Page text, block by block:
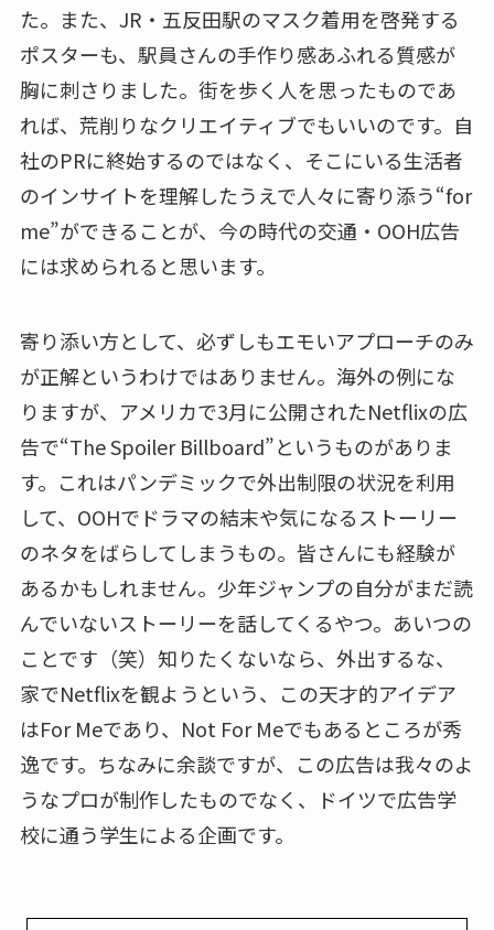
た。また、JR・五反田駅のマスク着用を啓発する
ポスターも、駅員さんの手作り感あふれる質感が
胸に刺さりました。街を歩く人を思ったものであ
れば、荒削りなクリエイティブでもいいのです。自
社のPRに終始するのではなく、そこにいる生活者
のインサイトを理解したうえで人々に寄り添う“for
me”ができることが、今の時代の交通・OOH広告
には求められると思います。
寄り添い方として、必ずしもエモいアプローチのみ
が正解というわけではありません。海外の例にな
りますが、アメリカで3月に公開されたNetflixの広
告で“The Spoiler Billboard”というものがありま
す。これはパンデミックで外出制限の状況を利用
して、OOHでドラマの結末や気になるストーリー
のネタをばらしてしまうもの。皆さんにも経験が
あるかもしれません。少年ジャンプの自分がまだ読
んでいないストーリーを話してくるやつ。あいつの
ことです（笑）知りたくないなら、外出するな、
家でNetflixを観ようという、この天才的アイデア
はFor Meであり、Not For Meでもあるところが秀
逸です。ちなみに余談ですが、この広告は我々のよ
うなプロが制作したものでなく、ドイツで広告学
校に通う学生による企画です。